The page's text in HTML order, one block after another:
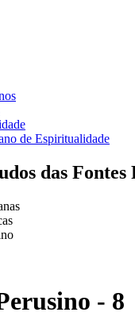
de Espiritualidade
das Fontes
- 8